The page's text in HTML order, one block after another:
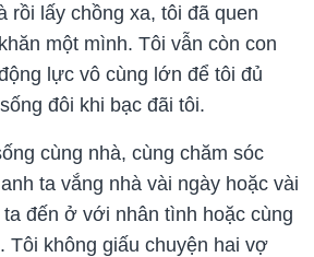
rồi lấy chồng xa, tôi đã quen
một mình. Tôi vẫn còn con
lực vô cùng lớn để tôi đủ
đôi khi bạc đãi tôi.
cùng nhà, cùng chăm sóc
ta vắng nhà vài ngày hoặc vài
đến ở với nhân tình hoặc cùng
Tôi không giấu chuyện hai vợ